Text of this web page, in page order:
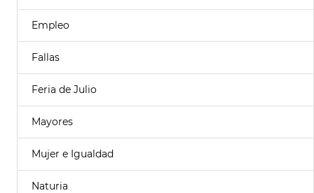
Empleo
Fallas
Feria de Julio
Mayores
Mujer e Igualdad
Naturia